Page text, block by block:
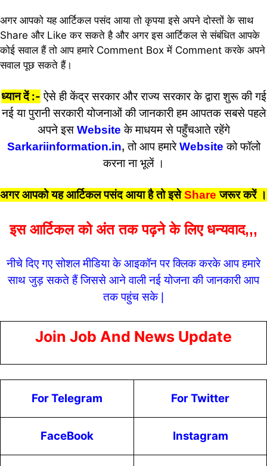
अगर आपको यह आर्टिकल पसंद आया तो कृपया इसे अपने दोस्तों के साथ
Share और Likeकर सकते है और अगर इस आर्टिकल से संबंधित आपके
कोई सवाल हैं तो आप हमारे Comment Boxमें Commentकरके अपने
सवाल पूछ सकते हैं।
ध्यान दें :- ऐसे ही केंद्र सरकार और राज्य सरकार के द्वारा शुरू की गई
नई या पुरानी सरकारी योजनाओं की जानकारी हम आपतक सबसे पहले
अपने इसWebsite के माधयम से पहुँचआते रहेंगे
Sarkariinformation.in,तो आप हमारेWebsiteको फॉलो
करना ना भूलें ।
अगर आपको यह आर्टिकल पसंद आया है तो इसेShare जरूर करें ।
इस आर्टिकल को अंत तक पढ़ने के लिए धन्यवाद,,,
नीचे दिए गए सोशल मीडिया के आइकॉन पर क्लिक करके आप हमारे
साथ जुड़ सकते हैं जिससे आने वाली नई योजना की जानकारी आप
तक पहुंच सके |
Join Job And News Update
For Telegram For Twitter
FaceBook Instagram